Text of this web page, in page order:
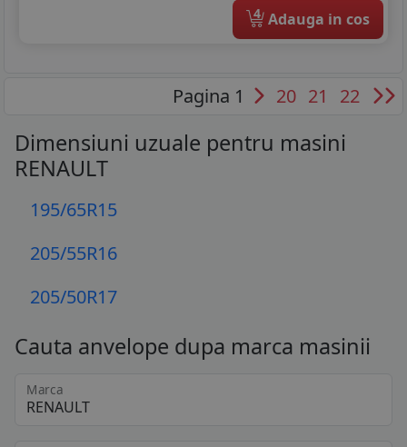
4 Adauga in cos
Pagina 1 20 21 22
Dimensiuni uzuale pentru masini
RENAULT
195/65R15
205/55R16
205/50R17
Cauta anvelope dupa marca masinii
Marca